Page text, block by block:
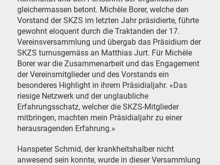
gleichermassen betont. Michèle Borer, welche den
Vorstand der SKZS im letzten Jahr präsidierte, führte
gewohnt eloquent durch die Traktanden der 17.
Vereinsversammlung und übergab das Präsidium der
SKZS turnusgemäss an Matthias Jurt. Für Michèle
Borer war die Zusammenarbeit und das Engagement
der Vereinsmitglieder und des Vorstands ein
besonderes Highlight in ihrem Präsidialjahr. «Das
riesige Netzwerk und der unglaubliche
Erfahrungsschatz, welcher die SKZS-Mitglieder
mitbringen, machten mein Präsidialjahr zu einer
herausragenden Erfahrung.»
Hanspeter Schmid, der krankheitshalber nicht
anwesend sein konnte, wurde in dieser Versammlung